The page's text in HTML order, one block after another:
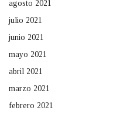
agosto 2021
julio 2021
junio 2021
mayo 2021
abril 2021
marzo 2021
febrero 2021